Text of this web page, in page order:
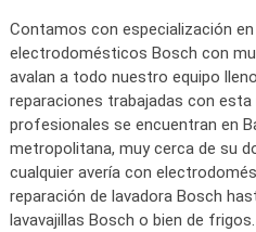
Contamos con especialización
electrodomésticos Bosch con
avalan a todo nuestro equipo
reparaciones trabajadas con
profesionales se encuentran en
metropolitana, muy cerca de su
cualquier avería con
reparación de lavadora Bosch
lavavajillas Bosch o bien de frigos.